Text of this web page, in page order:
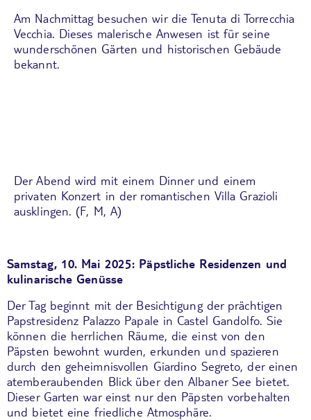
Am Nachmittag besuchen wir die Tenuta di Torrecchia
Vecchia. Dieses malerische Anwesen ist für seine
wunderschönen Gärten und historischen Gebäude
bekannt.
Der Abend wird mit einem Dinner und einem
privaten Konzert in der romantischen Villa Grazioli
ausklingen. (F, M, A)
Samstag, 10. Mai 2025: Päpstliche Residenzen und
kulinarische Genüsse
Der Tag beginnt mit der Besichtigung der prächtigen
Papstresidenz Palazzo Papale in Castel Gandolfo. Sie
können die herrlichen Räume, die einst von den
Päpsten bewohnt wurden, erkunden und spazieren
durch den geheimnisvollen Giardino Segreto, der einen
atemberaubenden Blick über den Albaner See bietet.
Dieser Garten war einst nur den Päpsten vorbehalten
und bietet eine friedliche Atmosphäre.